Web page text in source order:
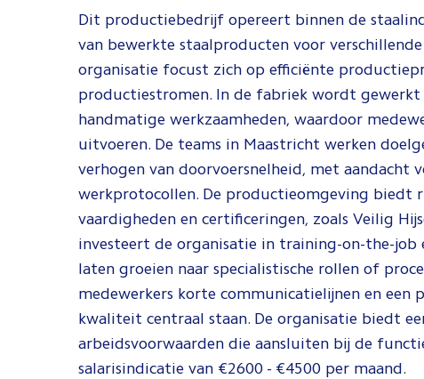
Dit productiebedrijf opereert binnen de
van bewerkte staalproducten voor
organisatie focust zich op efficiënte
productiestromen. In de fabriek wordt
handmatige werkzaamheden, waardoor
uitvoeren. De teams in Maastricht werken
verhogen van doorvoersnelheid, met aandacht
werkprotocollen. De productieomgeving biedt
vaardigheden en certificeringen, zoals Veilig
investeert de organisatie in training-on-the-
laten groeien naar specialistische rollen of
medewerkers korte communicatielijnen en een
kwaliteit centraal staan. De organisatie biedt
arbeidsvoorwaarden die aansluiten bij de
salarisindicatie van €2600 - €4500 per maand.